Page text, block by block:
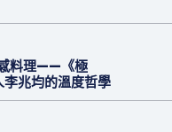
感料理——《極
兆均的溫度哲學